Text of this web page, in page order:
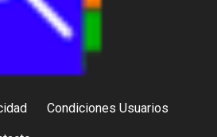
Condiciones Usuarios